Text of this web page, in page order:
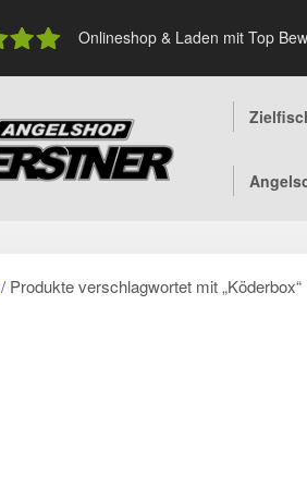
Onlineshop & Laden mit Top
/ Produkte verschlagwortet mit „Köderbox“